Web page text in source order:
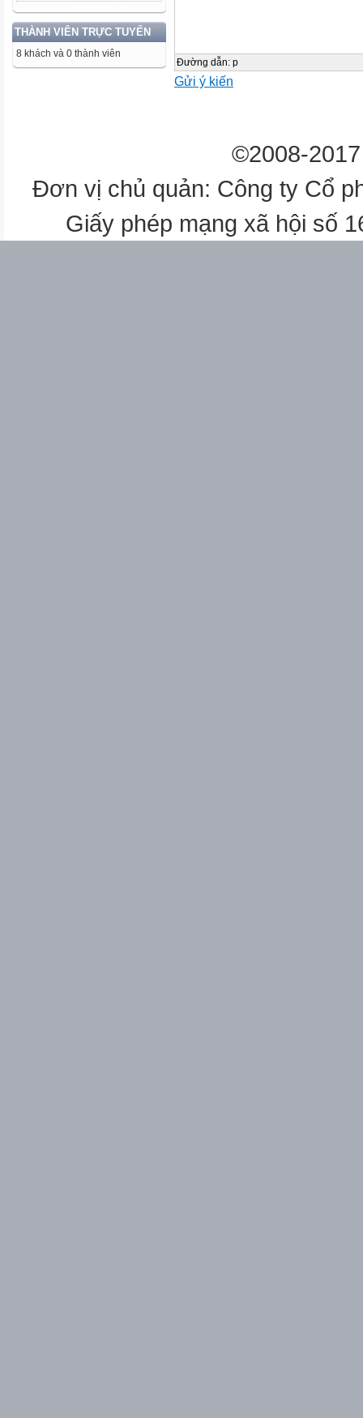
THÀNH VIÊN TRỰC TUYẾN
8 khách và 0 thành viên
Đường dẫn: p
Gửi ý kiến
©2008-
Đơn vị chủ quản: Công ty Cổ
Giấy phép mạng xã hội số